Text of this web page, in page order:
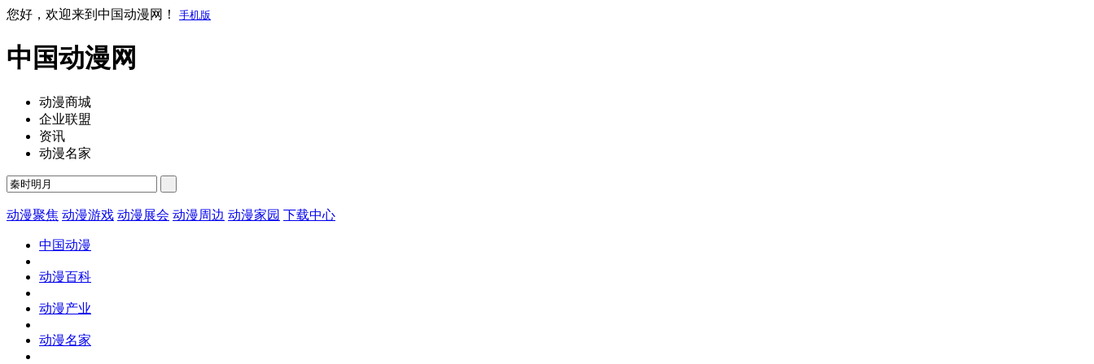
您好，欢迎来到中国动漫网！ 手机版
中国动漫网
动漫商城
企业联盟
资讯
动漫名家
动漫聚焦 动漫游戏 动漫展会 动漫周边 动漫家园 下载中心
中国动漫
动漫百科
动漫产业
动漫名家